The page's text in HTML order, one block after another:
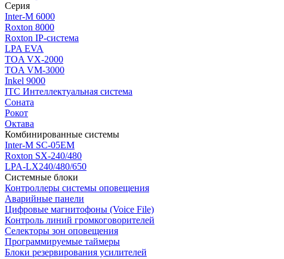
Серия
Inter-M 6000
Roxton 8000
Roxton IP-система
LPA EVA
TOA VX-2000
TOA VM-3000
Inkel 9000
ITC Интеллектуальная система
Соната
Рокот
Октава
Комбинированные системы
Inter-M SC-05EM
Roxton SX-240/480
LPA-LX240/480/650
Системные блоки
Контроллеры системы оповещения
Аварийные панели
Цифровые магнитофоны (Voice File)
Контроль линий громкоговорителей
Селекторы зон оповещения
Программируемые таймеры
Блоки резервирования усилителей